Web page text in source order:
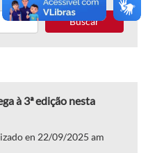
Buscar
à 3ª edição nesta
en 22/09/2025 am